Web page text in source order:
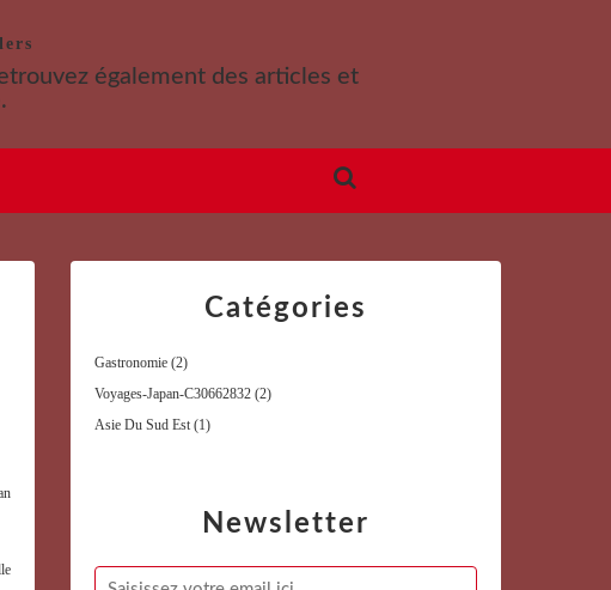
également des articles et
Newsletter
Catégories
Gastronomie (2)
Voyages-Japan-C30662832 (2)
Asie Du Sud Est (1)